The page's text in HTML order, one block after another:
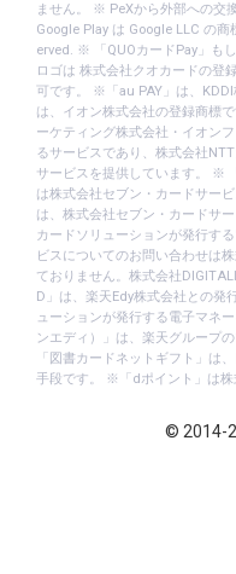
ません。 ※ PeXから外部への交
Google Play は Google LLC の
erved. ※ 「QUOカードPay」も
ロゴは 株式会社クオカードの登
可です。 ※「au PAY」は、
は、イオン株式会社の登録商標
ーケティング株式会社・イオン
るサービスであり、株式会社
サービスを提供しています。 ※
は株式会社セブン・カードサー
は、株式会社セブン・カードサ
カードソリューションが発行す
ビスについてのお問い合わせは
ておりません。株式会社
D」は、楽天Edy株式会社との発
ューションが発行する電子マネ
ンエディ）」は、楽天グループ
「図書カードネットギフト」は
手段です。 ※「dポイント」は株
© 2014-